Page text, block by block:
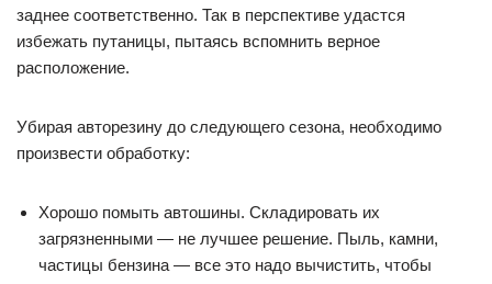
заднее соответственно. Так в перспективе удастся
избежать путаницы, пытаясь вспомнить верное
расположение.
Убирая авторезину до следующего сезона, необходимо
произвести обработку:
Хорошо помыть автошины. Складировать их
загрязненными — не лучшее решение. Пыль, камни,
частицы бензина — все это надо вычистить, чтобы